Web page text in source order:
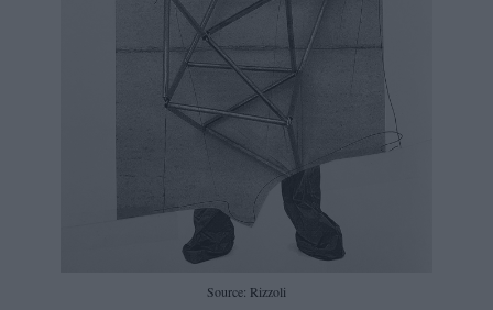
Source: Rizzoli